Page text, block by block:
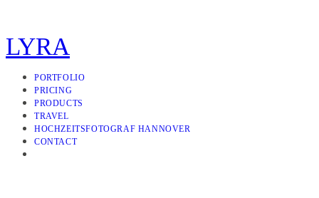
LYRA
PORTFOLIO
PRICING
PRODUCTS
TRAVEL
HOCHZEITSFOTOGRAF HANNOVER
CONTACT